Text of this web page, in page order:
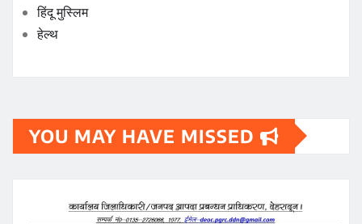
हिंदू मुस्लिम
हेल्थ
YOU MAY HAVE MISSED